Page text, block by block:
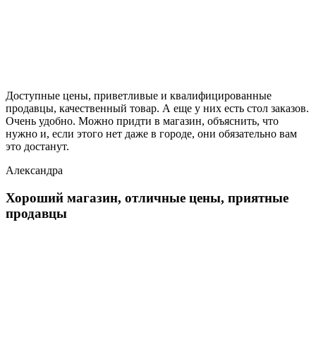
Доступные цены, приветливые и квалифицированные
продавцы, качественный товар. А еще у них есть стол заказов.
Очень удобно. Можно придти в магазин, объяснить, что
нужно и, если этого нет даже в городе, они обязательно вам
это достанут.
Александра
Хороший магазин, отличные цены, приятные
продавцы